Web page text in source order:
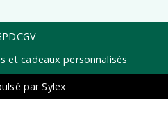
CGV
et cadeaux personnalisés
par Sylex